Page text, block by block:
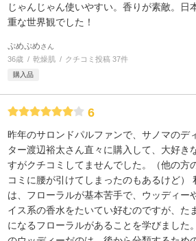
じゃんじゃん使いやすい。香りが素敵。日
重な世界観でした！
ぷめぷめさん
36歳 乾燥肌 クチコミ投稿 37件
購入品
6
昨年のサロンドパルファンで、サノマのデ
ター渡辺裕太さん直々に購入して、大好き
すがクチコミしてませんでした。（他の方
コミに腰が引けてしまったのもあるけど）
は、フローラルが基本苦手で、ウッディー
イス系の香水をたいてい好むのですが、た
になるフローラルがあることを学びました